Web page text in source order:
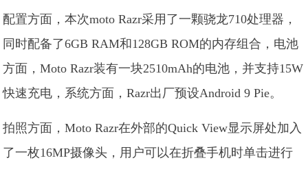
配置方面，本次moto Razr采用了一颗骁龙710处理器，
同时配备了6GB RAM和128GB ROM的内存组合，电池
方面，Moto Razr装有一块2510mAh的电池，并支持15W
快速充电，系统方面，Razr出厂预设Android 9 Pie。
拍照方面，Moto Razr在外部的Quick View显示屏处加入
了一枚16MP摄像头，用户可以在折叠手机时单击进行